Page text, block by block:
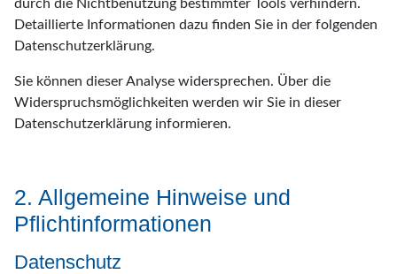
durch die Nichtbenutzung bestimmter Tools verhindern.
Detaillierte Informationen dazu finden Sie in der folgenden
Datenschutzerklärung.
Sie können dieser Analyse widersprechen. Über die
Widerspruchsmöglichkeiten werden wir Sie in dieser
Datenschutzerklärung informieren.
2. Allgemeine Hinweise und
Pflichtinformationen
Datenschutz